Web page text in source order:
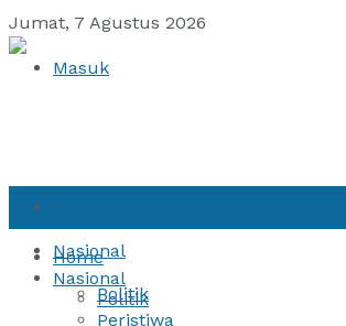
Jumat, 7 Agustus 2026
Masuk
Nasional
Politik
Home
Nasional
Politik
Peristiwa